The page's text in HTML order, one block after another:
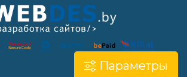
Параметры